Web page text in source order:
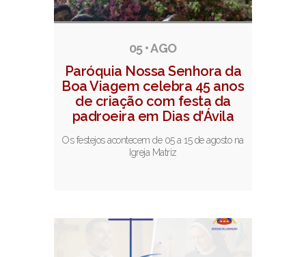
05 • AGO
Paróquia Nossa Senhora da
Boa Viagem celebra 45 anos
de criação com festa da
padroeira em Dias d'Ávila
Os festejos acontecem de 05 a 15 de agosto na
Igreja Matriz